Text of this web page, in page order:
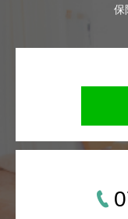
保